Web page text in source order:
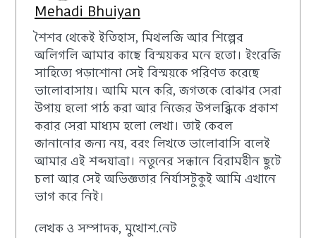
Mehadi Bhuiyan
শৈশব থেকেই ইতিহাস, মিথলজি আর শিল্পের
অলিগলি আমার কাছে বিস্ময়কর মনে হতো। ইংরেজি
সাহিত্যে পড়াশোনা সেই বিস্ময়কে পরিণত করেছে
ভালোবাসায়। আমি মনে করি, জগতকে বোঝার সেরা
উপায় হলো পাঠ করা আর নিজের উপলব্ধিকে প্রকাশ
করার সেরা মাধ্যম হলো লেখা। তাই কেবল
জানানোর জন্য নয়, বরং লিখতে ভালোবাসি বলেই
আমার এই শব্দযাত্রা। নতুনের সন্ধানে বিরামহীন ছুটে
চলা আর সেই অভিজ্ঞতার নির্যাসটুকুই আমি এখানে
ভাগ করে নিই।
লেখক ও সম্পাদক, মুখোশ.নেট